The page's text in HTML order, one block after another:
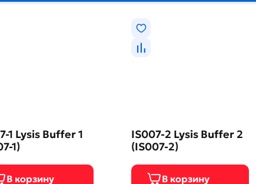
1 Lysis Buffer 1
1)
IS007-2 Lysis Buffer 2
(IS007-2)